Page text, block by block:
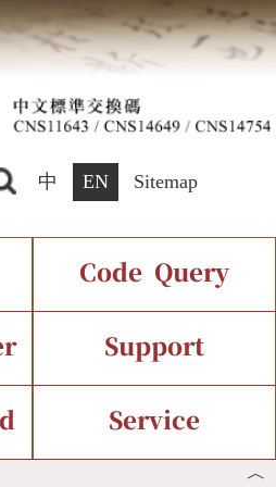
中 EN Sitemap
Current Status
Code Query
Support
Service
︿